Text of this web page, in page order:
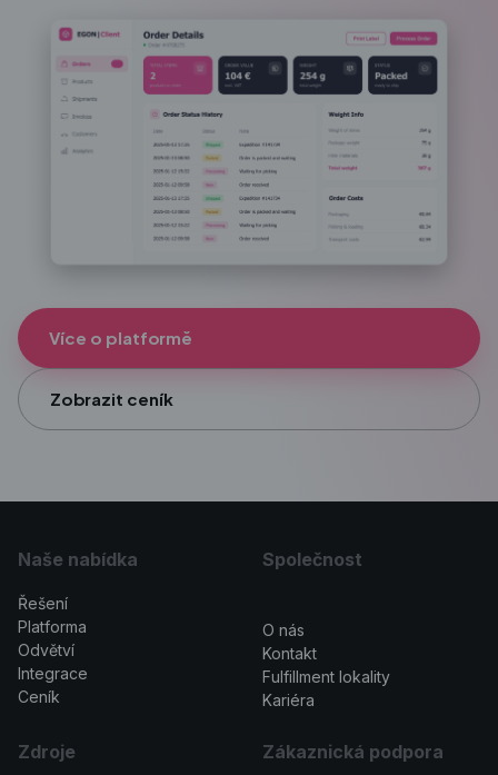
Více o platformě
Zobrazit ceník
Naše nabídka
Řešení
Platforma
Odvětví
Integrace
Ceník
Společnost
O nás
Kontakt
Fulfillment lokality
Kariéra
Zdroje Zákaznická podpora